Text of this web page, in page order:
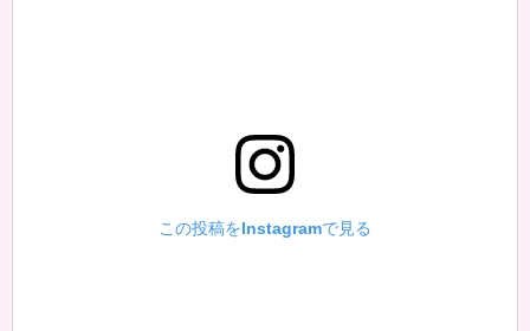
この投稿をInstagramで見る